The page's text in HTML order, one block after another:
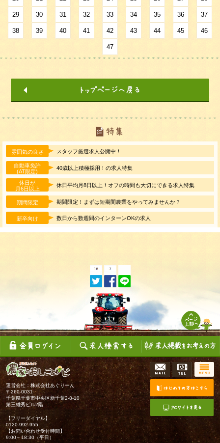
29 30 31 32 33 34 35 36 37
38 39 40 41 42 43 44 45 46
47
雰囲気の良さ スタッフ厳選求人公開中！
自動車免許
(AT限定)
40歳以上積極採用！の求人特集
休日が
月6日以上
休日平均月8日以上！オフの時間も大切にできる求人特集
期間限定 期間限定！まずは短期間農業をやってみませんか？
新卒向け 数日から数週間のインターンOKの求人
運営会社：株式会社あぐりーん
〒260-0031
千葉県千葉市中央区新千葉2-8-10
第三雄秀ビル2階
【フリーダイヤル】
0120-992-955
【お問い合わせ受付時間】
9:00～18:30（平日）